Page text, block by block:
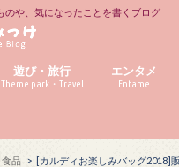
のや、気になったことを書くブログ
遊び・旅行
Theme park・Travel
エンタメ
Entame
食品 [カルディお楽しみバッグ2018]